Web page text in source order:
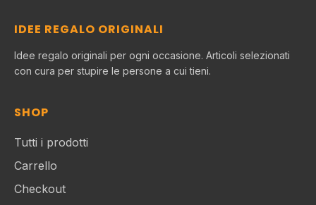
IDEE REGALO ORIGINALI
Idee regalo originali per ogni occasione. Articoli selezionati
con cura per stupire le persone a cui tieni.
SHOP
Tutti i prodotti
Carrello
Checkout